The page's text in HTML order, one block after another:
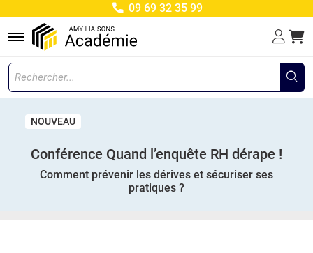
09 69 32 35 99
Menu
NOUVEAU
Conférence Quand l’enquête RH dérape !
Comment prévenir les dérives et sécuriser ses
pratiques ?